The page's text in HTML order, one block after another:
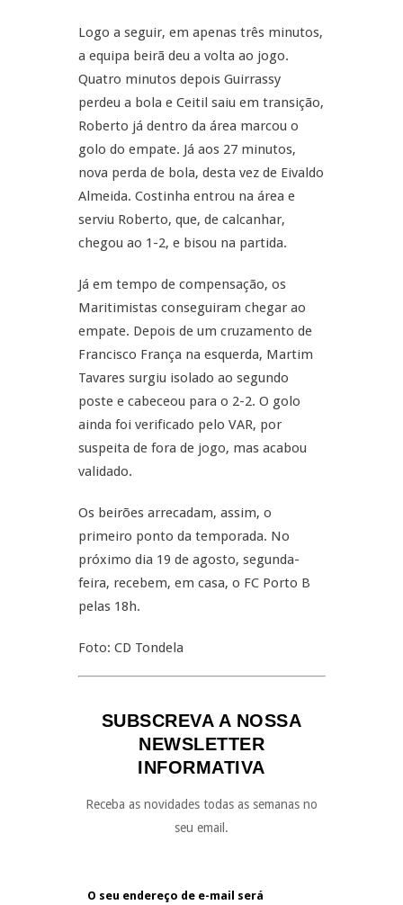
Logo a seguir, em apenas três minutos,
a equipa beirã deu a volta ao jogo.
Quatro minutos depois Guirrassy
perdeu a bola e Ceitil saiu em transição,
Roberto já dentro da área marcou o
golo do empate. Já aos 27 minutos,
nova perda de bola, desta vez de Eivaldo
Almeida. Costinha entrou na área e
serviu Roberto, que, de calcanhar,
chegou ao 1-2, e bisou na partida.
Já em tempo de compensação, os
Maritimistas conseguiram chegar ao
empate. Depois de um cruzamento de
Francisco França na esquerda, Martim
Tavares surgiu isolado ao segundo
poste e cabeceou para o 2-2. O golo
ainda foi verificado pelo VAR, por
suspeita de fora de jogo, mas acabou
validado.
Os beirões arrecadam, assim, o
primeiro ponto da temporada. No
próximo dia 19 de agosto, segunda-
feira, recebem, em casa, o FC Porto B
pelas 18h.
Foto: CD Tondela
SUBSCREVA A NOSSA
NEWSLETTER
INFORMATIVA
Receba as novidades todas as semanas no
seu email.
O seu endereço de e-mail será